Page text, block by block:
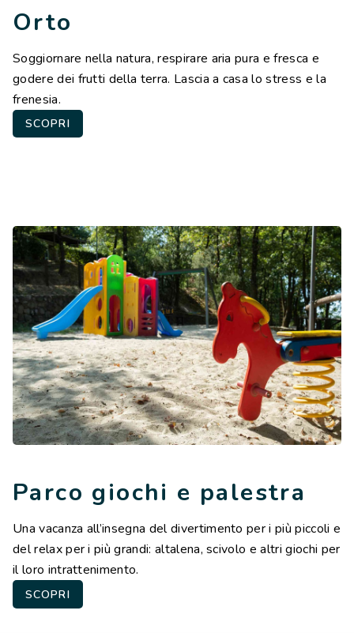
Orto
Soggiornare nella natura, respirare aria pura e fresca e
godere dei frutti della terra. Lascia a casa lo stress e la
frenesia.
SCOPRI
Parco giochi e palestra
Una vacanza all’insegna del divertimento per i più piccoli e
del relax per i più grandi: altalena, scivolo e altri giochi per
il loro intrattenimento.
SCOPRI